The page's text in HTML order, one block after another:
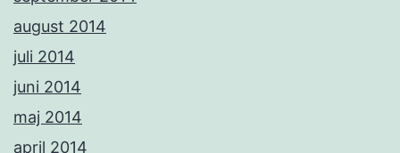
august 2014
juli 2014
juni 2014
maj 2014
april 2014